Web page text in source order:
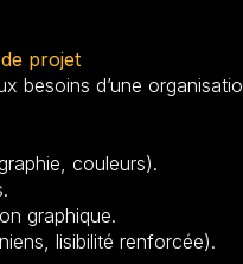
projet
besoins d’une
couleurs).
graphique.
lisibilité renforcée).